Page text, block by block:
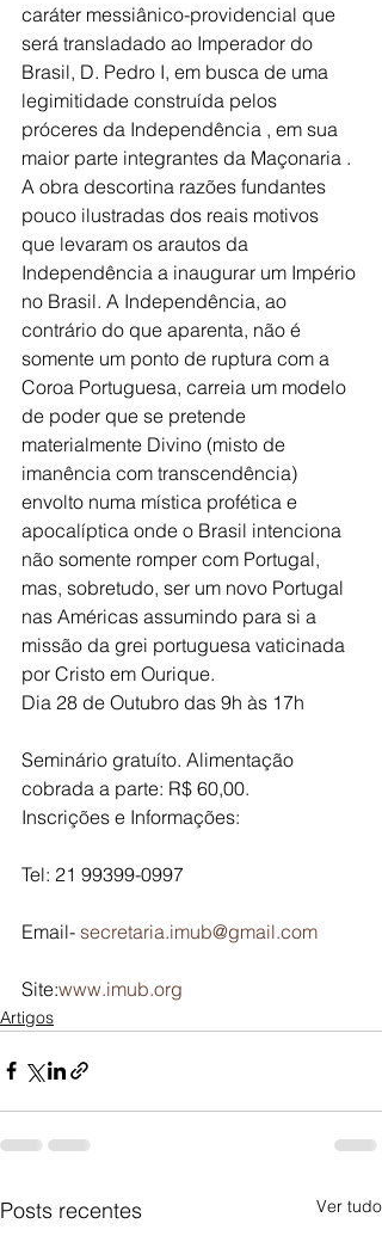
caráter messiânico-providencial que
será transladado ao Imperador do
Brasil, D. Pedro I, em busca de uma
legimitidade construída pelos
próceres da Independência , em sua
maior parte integrantes da Maçonaria .
A obra descortina razões fundantes
pouco ilustradas dos reais motivos
que levaram os arautos da
Independência a inaugurar um Império
no Brasil. A Independência, ao
contrário do que aparenta, não é
somente um ponto de ruptura com a
Coroa Portuguesa, carreia um modelo
de poder que se pretende
materialmente Divino (misto de
imanência com transcendência)
envolto numa mística profética e
apocalíptica onde o Brasil intenciona
não somente romper com Portugal,
mas, sobretudo, ser um novo Portugal
nas Américas assumindo para si a
missão da grei portuguesa vaticinada
por Cristo em Ourique.
Dia 28 de Outubro das 9h às 17h
Seminário gratuíto. Alimentação
cobrada a parte: R$ 60,00.
Inscrições e Informações:
Tel: 21 99399-0997
Email- secretaria.imub@gmail.com
Site:www.imub.org
Artigos
Posts recentes Ver tudo